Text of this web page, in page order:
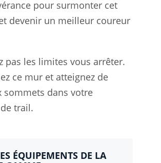
pour surmonter cet
devenir un meilleur coureur
pas les limites vous arrêter.
ce mur et atteignez de
sommets dans votre
trail.
ÉQUIPEMENTS DE LA